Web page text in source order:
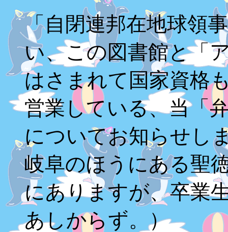
「自閉連邦在地球領
い、この図書館と「
はさまれて国家資格
営業している、当「
についてお知らせし
岐阜のほうにある聖
にありますが、卒業
あしからず。）